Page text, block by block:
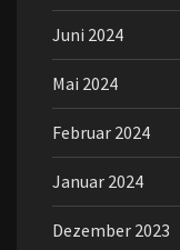
Juni 2024
Mai 2024
Februar 2024
Januar 2024
Dezember 2023